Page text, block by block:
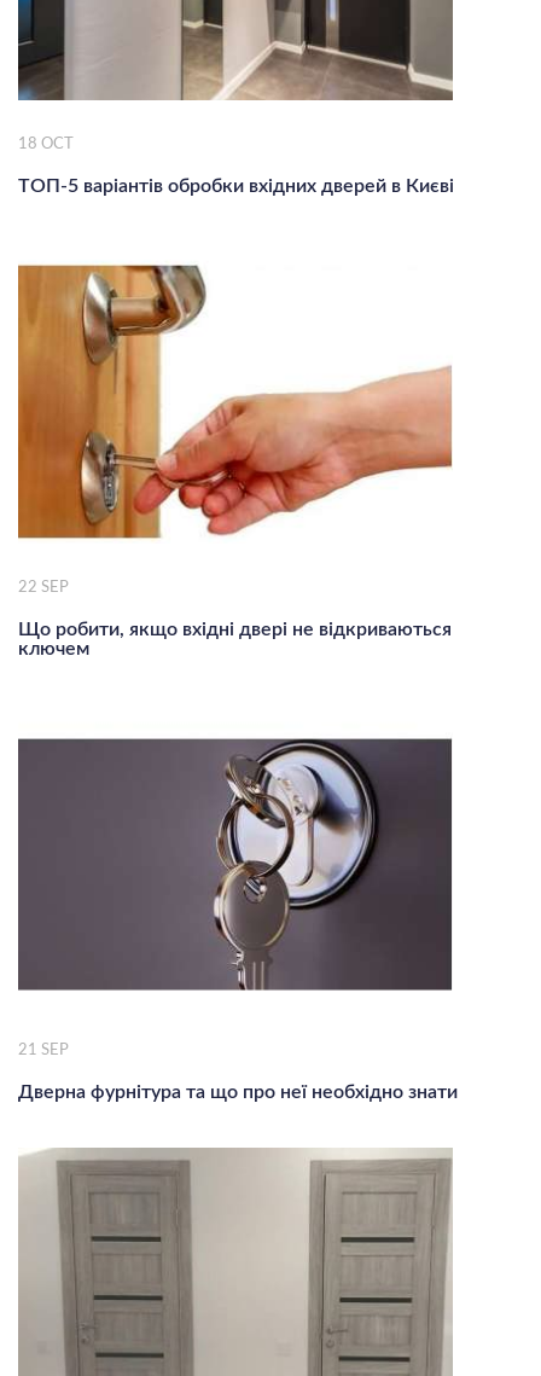
18 OCT
ТОП-5 варіантів обробки вхідних дверей в Києві
22 SEP
Що робити, якщо вхідні двері не відкриваються
ключем
21 SEP
Дверна фурнітура та що про неї необхідно знати